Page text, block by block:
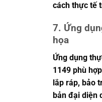
cách thực tế
7. Ứng
họa
Ứng dụng
1149 phù
lắp ráp, bảo
bản đại diện